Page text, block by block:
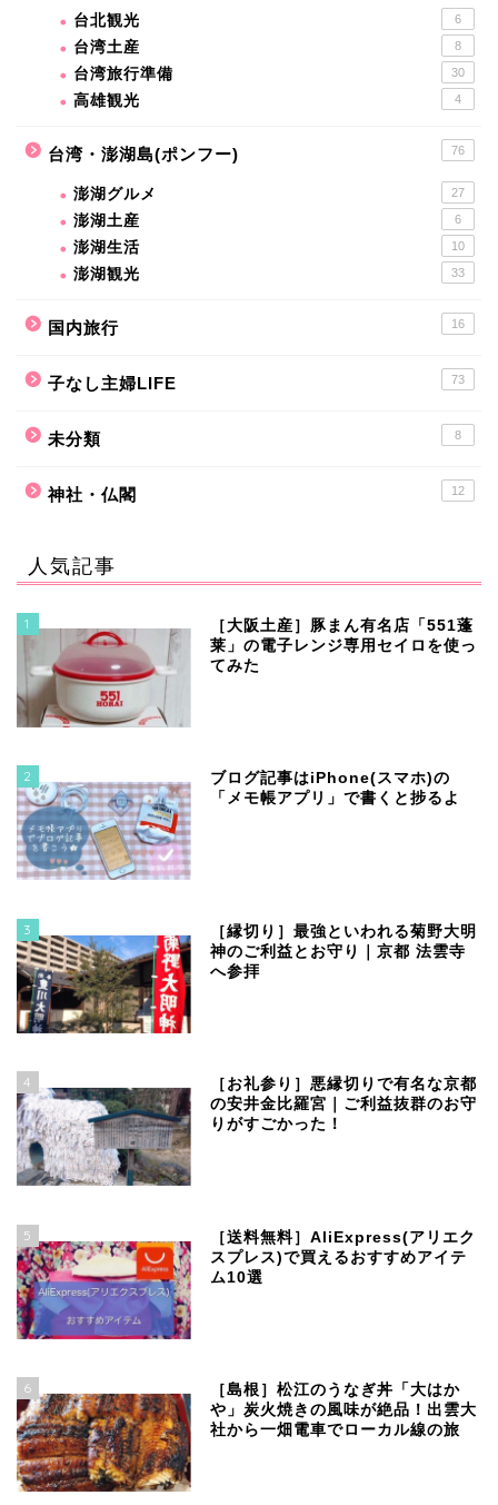
台北観光 6
台湾土産 8
台湾旅行準備 30
高雄観光 4
台湾・澎湖島(ポンフー) 76
澎湖グルメ 27
澎湖土産 6
澎湖生活 10
澎湖観光 33
国内旅行 16
子なし主婦LIFE 73
未分類 8
神社・仏閣 12
人気記事
1
［大阪土産］豚まん有名店「551蓬
莱」の電子レンジ専用セイロを使っ
てみた
2
ブログ記事はiPhone(スマホ)の
「メモ帳アプリ」で書くと捗るよ
3
［縁切り］最強といわれる菊野大明
神のご利益とお守り｜京都 法雲寺
へ参拝
4
［お礼参り］悪縁切りで有名な京都
の安井金比羅宮｜ご利益抜群のお守
りがすごかった！
5
［送料無料］AliExpress(アリエク
スプレス)で買えるおすすめアイテ
ム10選
6
［島根］松江のうなぎ丼「大はか
や」炭火焼きの風味が絶品！出雲大
社から一畑電車でローカル線の旅